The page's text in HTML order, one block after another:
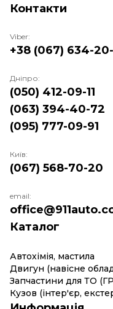
Каталог
Автохімія, мастила
Двигун (навісне
Запчастини для ТО
Кузов (інтер'єр,
Контакти
Viber:
+38 (067) 634-
Дніпро:
(050) 412-09-11
(063) 394-40-72
(095) 777-09-91
Київ:
(067) 568-70-20
email: